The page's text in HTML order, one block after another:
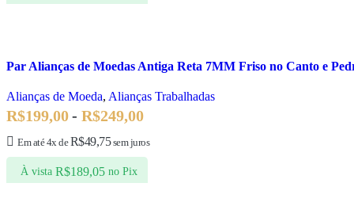
Par Alianças de Moedas Antiga Reta 7MM Friso no Canto e
Alianças de Moeda, Alianças Trabalhadas
R$199,00- R$249,00
Em até 4x deR$49,75sem juros
À vista R$189,05 no Pix